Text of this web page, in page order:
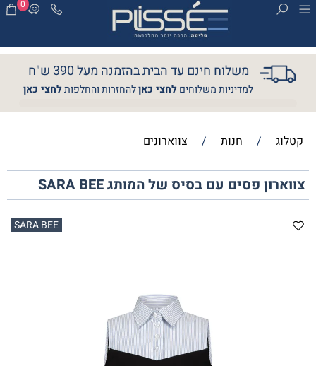
0
משלוח חינם עד הבית בהזמנה מעל 390 ש"ח
למדיניות משלוחיםלחצי כאןלהחזרות והחלפותלחצי כאן
קטלוג / חנות / צווארונים
צווארון פסים עם בסיס של המותג SARA BEE
SARA BEE